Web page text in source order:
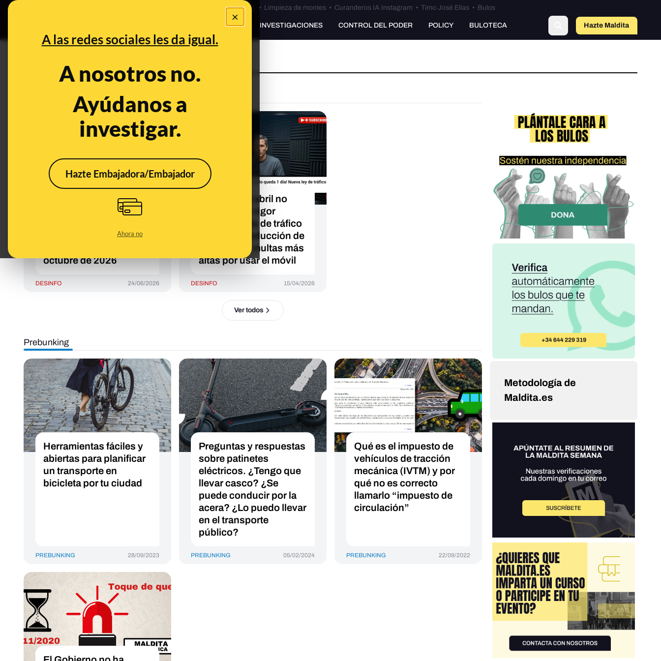
×
A las redes sociales les da igual.
A nosotros no.
Ayúdanos a
investigar.
Hazte Embajadora/Embajador
Ahora no
Bulos Ceuta • Limpieza de montes• Curanderos IA Instagram • Timo José Elías• Bulos
PREBUNKING INVESTIGACIONES CONTROL DEL PODER POLICY BULOTECA Hazte Maldita
circulación
VERDADERO
Sí, se ha modificado el
Reglamento General de
nuevas medidas que
octubre de 2026
DESINFO 24/06/2026
No, el 13 de abril no
entraron en vigor
nuevas leyes de tráfico
como una reducción de
velocidad y multas más
altas por usar el móvil
DESINFO 15/04/2026
Ver todos
Prebunking
Herramientas fáciles y
abiertas para planificar
un transporte en
bicicleta por tu ciudad
PREBUNKING 28/09/2023
Preguntas y respuestas
sobre patinetes
eléctricos. ¿Tengo que
llevar casco? ¿Se
puede conducir por la
acera? ¿Lo puedo llevar
en el transporte
público?
PREBUNKING 05/02/2024
Qué es el impuesto de
vehículos de tracción
mecánica (IVTM) y por
qué no es correcto
llamarlo “impuesto de
circulación”
PREBUNKING 22/09/2022
Metodología de
Maldita.es